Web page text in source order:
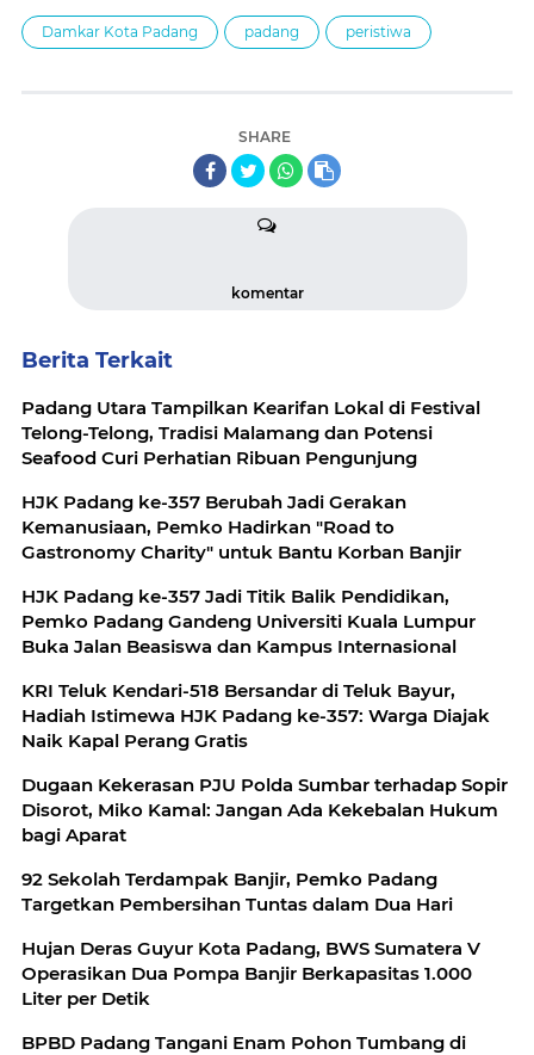
Damkar Kota Padang padang peristiwa
SHARE
komentar
Berita Terkait
Padang Utara Tampilkan Kearifan Lokal di Festival
Telong-Telong, Tradisi Malamang dan Potensi
Seafood Curi Perhatian Ribuan Pengunjung
HJK Padang ke-357 Berubah Jadi Gerakan
Kemanusiaan, Pemko Hadirkan "Road to
Gastronomy Charity" untuk Bantu Korban Banjir
HJK Padang ke-357 Jadi Titik Balik Pendidikan,
Pemko Padang Gandeng Universiti Kuala Lumpur
Buka Jalan Beasiswa dan Kampus Internasional
KRI Teluk Kendari-518 Bersandar di Teluk Bayur,
Hadiah Istimewa HJK Padang ke-357: Warga Diajak
Naik Kapal Perang Gratis
Dugaan Kekerasan PJU Polda Sumbar terhadap Sopir
Disorot, Miko Kamal: Jangan Ada Kekebalan Hukum
bagi Aparat
92 Sekolah Terdampak Banjir, Pemko Padang
Targetkan Pembersihan Tuntas dalam Dua Hari
Hujan Deras Guyur Kota Padang, BWS Sumatera V
Operasikan Dua Pompa Banjir Berkapasitas 1.000
Liter per Detik
BPBD Padang Tangani Enam Pohon Tumbang di